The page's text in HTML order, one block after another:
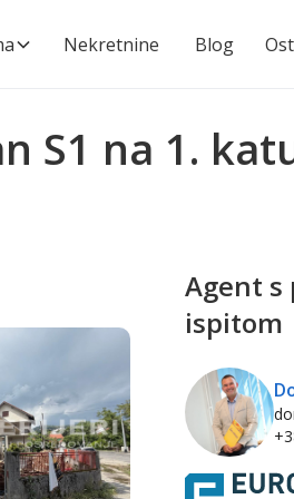
Nekretnine Blog
S1 na 1.
Agent s
ispitom